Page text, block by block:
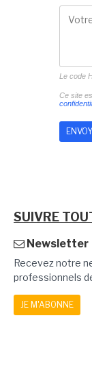
Le code
Ce site
SUIVRE
Newsletter
Recevez notre
professionnels
JE M'ABONNE